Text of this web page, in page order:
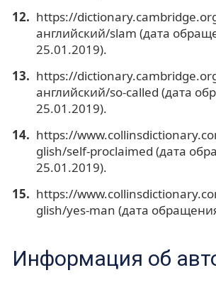
https://
английский/slam (дата
25.01.2019).
https://
английский/so-called (дата
25.01.2019).
https://
glish/self-proclaimed (дата
25.01.2019).
https://
glish/yes-man (дата
Информация об